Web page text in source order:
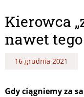
Kierowca
nawet
16 grudnia 2021
Gdy ciągniemy za